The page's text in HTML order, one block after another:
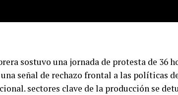
sostuvo una jornada de protesta de 36
señal de rechazo frontal a las políticas
sectores clave de la producción se